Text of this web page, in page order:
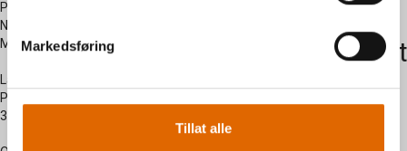
Markedsføring
Tillat alle
Postadresse:
Nersetvegen 28 -
Myregarden - 3570 Ål
Lagerutsalg:
Prestegardsjordet 2 -
3570 Ål
side